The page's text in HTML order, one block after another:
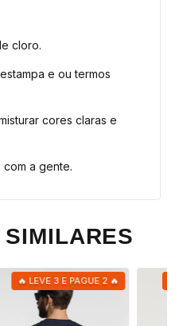
cloro.
e ou termos
cores claras e
com a gente.
SIMILARES
🔥 LEVE 3 E PAGUE 2 🔥